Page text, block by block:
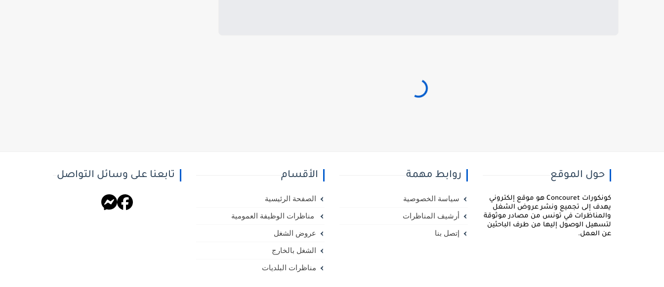
حول الموقع
كونكورات Concouret هو موقع إلكتروني
يهدف إلى تجميع ونشر عروض الشغل
والمناظرات في تونس من مصادر موثوقة
لتسهيل الوصول إليها من طرف الباحثين
عن العمل.
روابط مهمة
سياسة الخصوصية
أرشيف المناظرات
إتصل بنا
الأقسام
الصفحة الرئيسية
مناظرات الوظيفة العمومية
عروض الشغل
الشغل بالخارج
مناظرات البلديات
تابعنا على وسائل التواصل